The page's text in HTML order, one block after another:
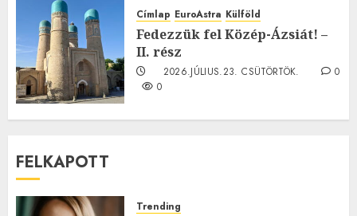
2026.JÚLIUS.23. CSÜTÖRTÖK.
0
Címlap EuroAstra Külföld
Fedezzük fel Közép-Ázsiát! –
II. rész
2026.JÚLIUS.23. CSÜTÖRTÖK.
0
0
FELKAPOTT
Trending